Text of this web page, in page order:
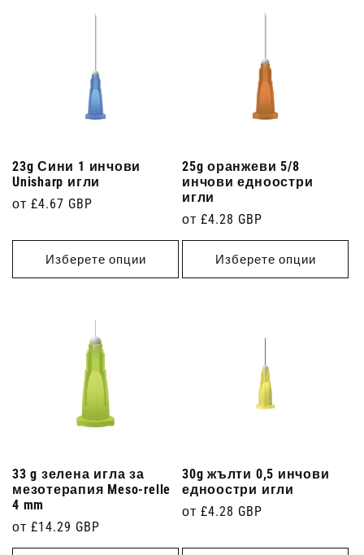
23g Сини 1 инчови
Unisharp игли
Редовна
от £4.67 GBP
Изберете опции
25g оранжеви 5/8
инчови едноостри
игли
Редовна
цена
от £4.28 GBP
Изберете опции
33 g зелена игла за
мезотерапия Meso-relle
4 mm
Редовна
цена
от £14.29 GBP
30g жълти 0,5 инчови
едноостри игли
Редовна
от £4.28 GBP